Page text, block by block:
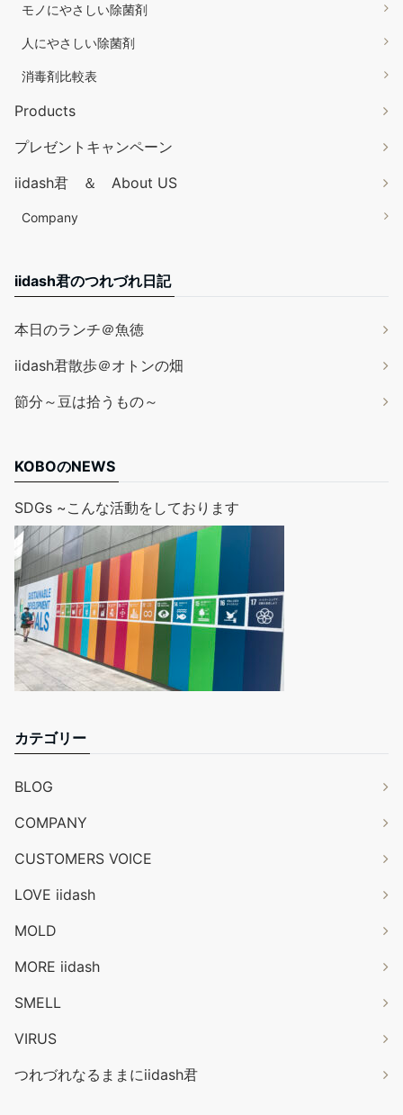
モノにやさしい除菌剤
人にやさしい除菌剤
消毒剤比較表
Products
プレゼントキャンペーン
iidash君 ＆ About US
Company
iidash君のつれづれ日記
本日のランチ＠魚徳
iidash君散歩＠オトンの畑
節分～豆は拾うもの～
KOBOのNEWS
SDGs ~こんな活動をしております
カテゴリー
BLOG
COMPANY
CUSTOMERS VOICE
LOVE iidash
MOLD
MORE iidash
SMELL
VIRUS
つれづれなるままにiidash君